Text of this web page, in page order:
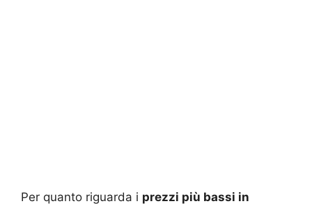
Per quanto riguarda i prezzi più bassi in